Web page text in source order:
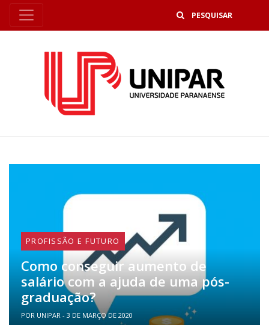
PROFISSÃO E FUTURO
Como conseguir aumento de
salário com a ajuda de uma pós-
graduação?
POR UNIPAR - 3 DE MARÇO DE 2020